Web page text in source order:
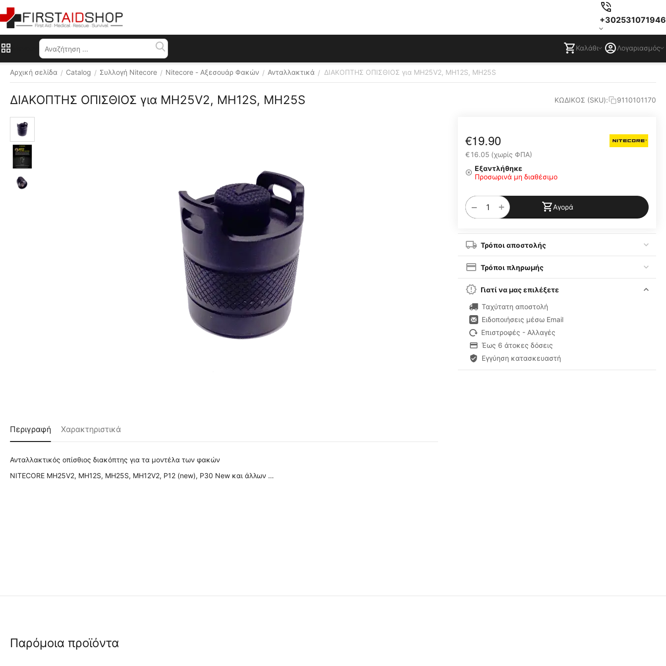
+302531071946
Καλάθι Λογαριασμός
Αρχική σελίδα / Catalog / Συλλογή Nitecore / Nitecore - Αξεσουάρ Φακών / Ανταλλακτικά / ΔΙΑΚΟΠΤΗΣ ΟΠΙΣΘΙΟΣ για MH25V2, MH12S, MH25S
ΔΙΑΚΟΠΤΗΣ ΟΠΙΣΘΙΟΣ για MH25V2, MH12S, MH25S ΚΩΔΙΚΟΣ (SKU): 9110101170
€19.90
€16.05 (χωρίς ΦΠΑ)
Εξαντλήθηκε
Προσωρινά μη διαθέσιμο
+
− Αγορά
Τρόποι αποστολής
Τρόποι πληρωμής
Γιατί να μας επιλέξετε
Ταχύτατη αποστολή
Ειδοποιήσεις μέσω Email
Επιστροφές - Αλλαγές
Έως 6 άτοκες δόσεις
Εγγύηση κατασκευαστή
Περιγραφή Χαρακτηριστικά
Ανταλλακτικός οπίσθιος διακόπτης για τα μοντέλα των φακών
NITECORE MH25V2, MH12S, MH25S, MH12V2, P12 (new), P30 New και άλλων …
Παρόμοια προϊόντα